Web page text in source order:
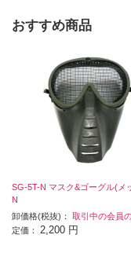
おすすめ商品
SG-5T-N マスク&ゴーグル(メ
N
卸価格(税抜)： 取引中の会員
定価： 2,200 円